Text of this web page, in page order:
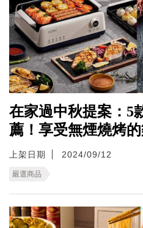
在家過中秋提案：5
薦！享受無煙燒烤
上架日期 2024/09/12
嚴選商品